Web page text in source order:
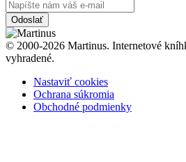
Odoslať
© 2000-2026 Martinus. Internetové
vyhradené.
Nastaviť cookies
Ochrana súkromia
Obchodné podmienky